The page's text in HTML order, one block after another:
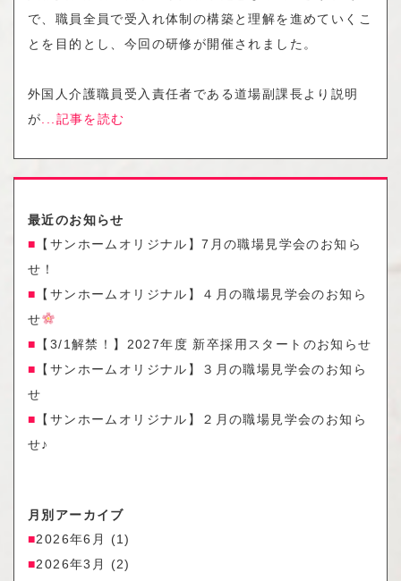
で、職員全員で受入れ体制の構築と理解を進めていくこ
とを目的とし、今回の研修が開催されました。
外国人介護職員受入責任者である道場副課長より説明
が ...記事を読む
最近のお知らせ
【サンホームオリジナル】7月の職場見学会のお知ら
せ！
【サンホームオリジナル】４月の職場見学会のお知ら
せ
【3/1解禁！】2027年度 新卒採用スタートのお知らせ
【サンホームオリジナル】３月の職場見学会のお知ら
せ
【サンホームオリジナル】２月の職場見学会のお知ら
せ♪
月別アーカイブ
2026年6月
(1)
2026年3月
(2)